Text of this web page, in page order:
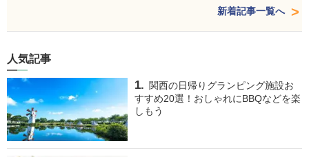
新着記事一覧へ
人気記事
関西の日帰りグランピング施設お
すすめ20選！おしゃれにBBQなどを楽
しもう